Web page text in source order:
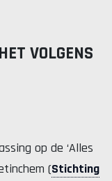
VOLGENS
op de ‘Alles
(Stichting